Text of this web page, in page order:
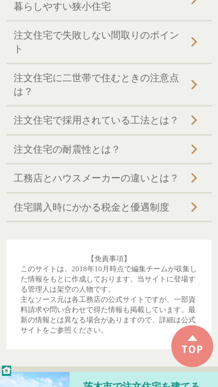
×
暮らしやすい狭小住宅
注文住宅で失敗しない間取りのポイン
ト
注文住宅に二世帯で住むときの注意点
は？
注文住宅で採用されている工法とは？
注文住宅の耐震性とは？
工務店とハウスメーカーの違いとは？
住宅購入時にかかる税金と優遇制度
【免責事項】
このサイトは、2018年10月時点で編集チームが収集し
た情報をもとに作成しております。当サイトに登場す
る管理人は架空の人物です。
主なソース元は各工務店の公式サイトですが、一部資
料請求や問い合わせで得た情報も掲載しています。最
新の情報とは異なる場合がありますので、詳細は公式
サイトをご参照ください。
Copyright (C) 大阪・茨木市で注文住宅を建て